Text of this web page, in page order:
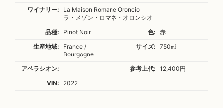
ワイナリー:
La Maison Romane Oroncio
ラ・メゾン・ロマネ・オロンシオ
品種:
Pinot Noir 色:
赤
生産地域:
France /
Bourgogne
サイズ: 750㎖
アペラシオン: 参考上代:
12,400円
VIN:
2022